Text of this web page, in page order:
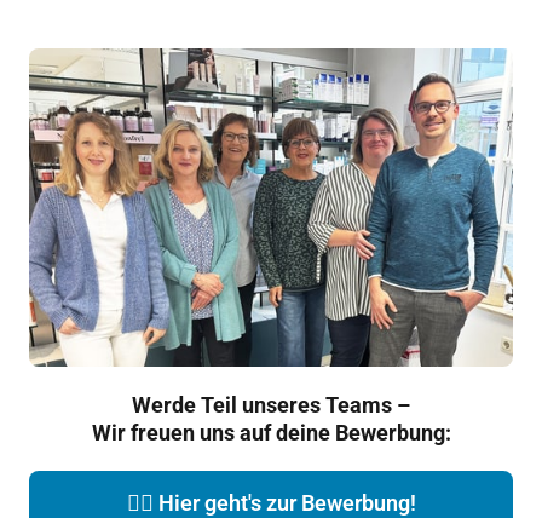
Werde Teil unseres Teams –
Wir freuen uns auf deine Bewerbung:
👉🏼 Hier geht's zur Bewerbung!